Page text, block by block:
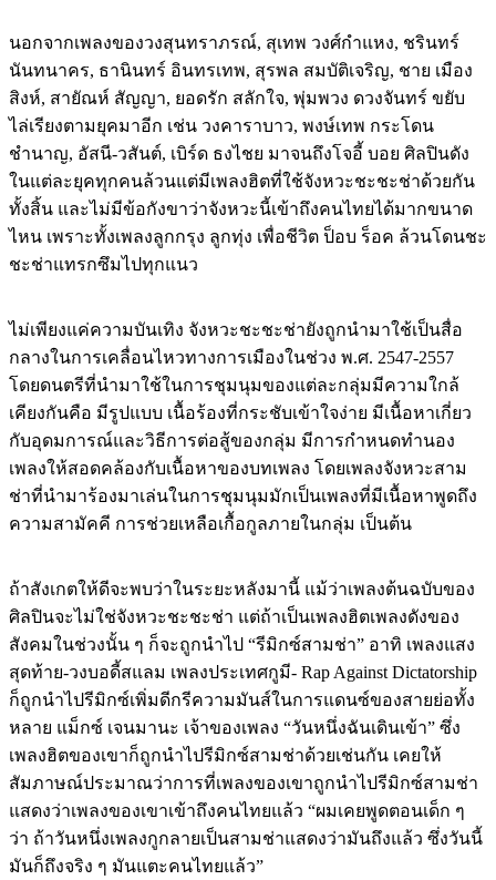
นอกจากเพลงของวงสุนทราภรณ์, สุเทพ วงศ์กำแหง, ชรินทร์
นันทนาคร, ธานินทร์ อินทรเทพ, สุรพล สมบัติเจริญ, ชาย เมือง
สิงห์, สายัณห์ สัญญา, ยอดรัก สลักใจ, พุ่มพวง ดวงจันทร์ ขยับ
ไล่เรียงตามยุคมาอีก เช่น วงคาราบาว, พงษ์เทพ กระโดน
ชำนาญ, อัสนี-วสันต์, เบิร์ด ธงไชย มาจนถึงโจอี้ บอย ศิลปินดัง
ในแต่ละยุคทุกคนล้วนแต่มีเพลงฮิตที่ใช้จังหวะชะชะช่าด้วยกัน
ทั้งสิ้น และไม่มีข้อกังขาว่าจังหวะนี้เข้าถึงคนไทยได้มากขนาด
ไหน เพราะทั้งเพลงลูกกรุง ลูกทุ่ง เพื่อชีวิต ป็อบ ร็อค ล้วนโดนชะ
ชะช่าแทรกซึมไปทุกแนว
ไม่เพียงแค่ความบันเทิง จังหวะชะชะช่ายังถูกนำมาใช้เป็นสื่อ
กลางในการเคลื่อนไหวทางการเมืองในช่วง พ.ศ. 2547-2557
โดยดนตรีที่นำมาใช้ในการชุมนุมของแต่ละกลุ่มมีความใกล้
เคียงกันคือ มีรูปแบบ เนื้อร้องที่กระชับเข้าใจง่าย มีเนื้อหาเกี่ยว
กับอุดมการณ์และวิธีการต่อสู้ของกลุ่ม มีการกำหนดทำนอง
เพลงให้สอดคล้องกับเนื้อหาของบทเพลง โดยเพลงจังหวะสาม
ช่าที่นำมาร้องมาเล่นในการชุมนุมมักเป็นเพลงที่มีเนื้อหาพูดถึง
ความสามัคคี การช่วยเหลือเกื้อกูลภายในกลุ่ม เป็นต้น
ถ้าสังเกตให้ดีจะพบว่าในระยะหลังมานี้ แม้ว่าเพลงต้นฉบับของ
ศิลปินจะไม่ใช่จังหวะชะชะช่า แต่ถ้าเป็นเพลงฮิตเพลงดังของ
สังคมในช่วงนั้น ๆ ก็จะถูกนำไป “รีมิกซ์สามช่า” อาทิ เพลงแสง
สุดท้าย-วงบอดี้สแลม เพลงประเทศกูมี- Rap Against Dictatorship
ก็ถูกนำไปรีมิกซ์เพิ่มดีกรีความมันส์ในการแดนซ์ของสายย่อทั้ง
หลาย แม็กซ์ เจนมานะ เจ้าของเพลง “วันหนึ่งฉันเดินเข้า” ซึ่ง
เพลงฮิตของเขาก็ถูกนำไปรีมิกซ์สามช่าด้วยเช่นกัน เคยให้
สัมภาษณ์ประมาณว่าการที่เพลงของเขาถูกนำไปรีมิกซ์สามช่า
แสดงว่าเพลงของเขาเข้าถึงคนไทยแล้ว “ผมเคยพูดตอนเด็ก ๆ
ว่า ถ้าวันหนึ่งเพลงกูกลายเป็นสามช่าแสดงว่ามันถึงแล้ว ซึ่งวันนี้
มันก็ถึงจริง ๆ มันแตะคนไทยแล้ว”